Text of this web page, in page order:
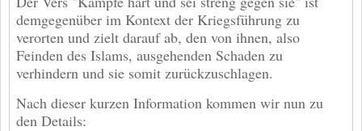
demgegenüber im Kontext der Kriegsführung zu
verorten und zielt darauf ab, den von ihnen, also
Feinden des Islams, ausgehenden Schaden zu
verhindern und sie somit zurückzuschlagen.
Nach dieser kurzen Information kommen wir nun zu
den Details: